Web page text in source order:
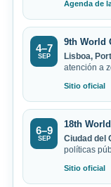
Agenda de
4–7
SEP
9th World
Lisboa,
atención a
Sitio oficial
6–9
SEP
18th
Ciudad del
políticas
Sitio oficial